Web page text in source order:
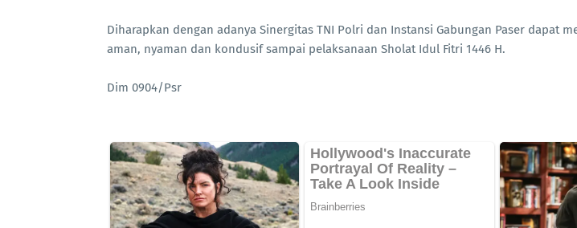
Diharapkan dengan adanya Sinergitas TNI Polri dan Instansi Gabungan Paser dapat
aman, nyaman dan kondusif sampai pelaksanaan Sholat Idul Fitri 1446 H.
Dim 0904/Psr